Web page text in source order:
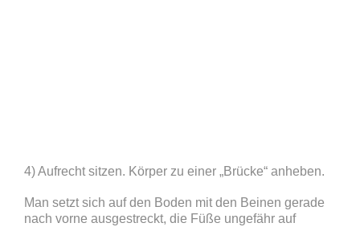
4) Aufrecht sitzen. Körper zu einer „Brücke“ anheben.
Man setzt sich auf den Boden mit den Beinen gerade
nach vorne ausgestreckt, die Füße ungefähr auf